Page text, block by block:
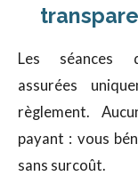
Les séances
assurées
règlement.
payant : vous
sans surcoût.